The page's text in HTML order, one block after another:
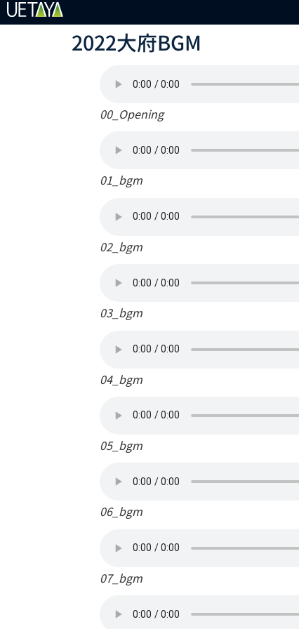
2022大府BGM
00_Opening
01_bgm
02_bgm
03_bgm
04_bgm
05_bgm
06_bgm
07_bgm